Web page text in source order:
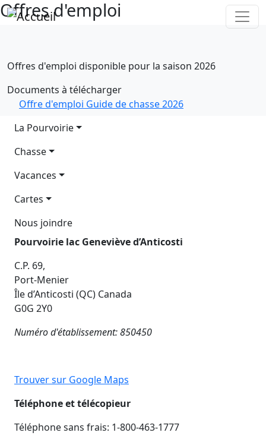
Aller au contenu principal
Offres d'emploi
Offres d'emploi disponible pour la saison 2026
Documents à télécharger
Offre d'emploi Guide de chasse 2026
Main navigation
La Pourvoirie
Chasse
Vacances
Cartes
Nous joindre
Pourvoirie lac Geneviève d’Anticosti
C.P. 69,
Port-Menier
Île d’Anticosti (QC) Canada
G0G 2Y0
Numéro d'établissement: 850450
Trouver sur Google Maps
Téléphone et télécopieur
Téléphone sans frais: 1-800-463-1777